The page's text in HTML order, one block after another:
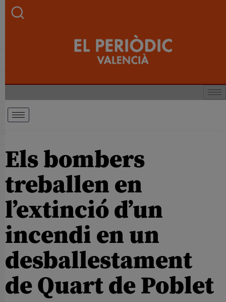
Els bombers
treballen en
l’extinció d’un
incendi en un
desballestament
de Quart de Poblet